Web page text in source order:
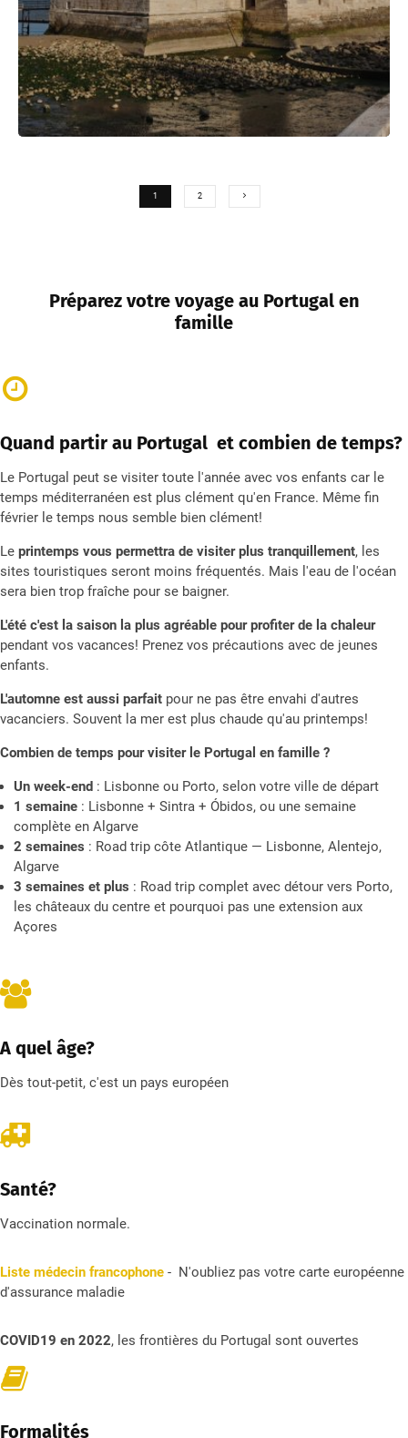
1 2
Préparez votre voyage au Portugal en
famille
Quand partir au Portugal et combien de temps?
Le Portugal peut se visiter toute l'année avec vos enfants car le
temps méditerranéen est plus clément qu'en France. Même fin
février le temps nous semble bien clément!
Le printemps vous permettra de visiter plus tranquillement, les
sites touristiques seront moins fréquentés. Mais l'eau de l'océan
sera bien trop fraîche pour se baigner.
L'été c'est la saison la plus agréable pour profiter de la chaleur
pendant vos vacances! Prenez vos précautions avec de jeunes
enfants.
L'automne est aussi parfait pour ne pas être envahi d'autres
vacanciers. Souvent la mer est plus chaude qu'au printemps!
Combien de temps pour visiter le Portugal en famille ?
Un week-end : Lisbonne ou Porto, selon votre ville de départ
1 semaine : Lisbonne + Sintra + Óbidos, ou une semaine
complète en Algarve
2 semaines : Road trip côte Atlantique — Lisbonne, Alentejo,
Algarve
3 semaines et plus : Road trip complet avec détour vers Porto,
les châteaux du centre et pourquoi pas une extension aux
Açores
A quel âge?
Dès tout-petit, c'est un pays européen
Santé?
Vaccination normale.
Liste médecin francophone - N'oubliez pas votre carte européenne
d'assurance maladie
COVID19 en 2022, les frontières du Portugal sont ouvertes
Formalités